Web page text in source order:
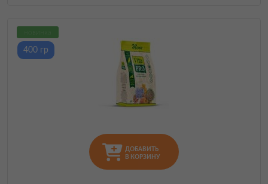
ДОБАВИТЬ
В КОРЗИНУ
400 гр